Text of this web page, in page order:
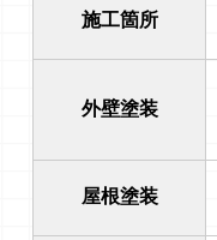
施工箇所
外壁塗装
屋根塗装